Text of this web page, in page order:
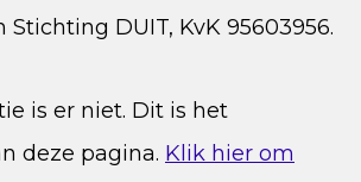
DUIT, KvK 95603956.
is er niet. Dit is het
deze pagina. Klik hier om